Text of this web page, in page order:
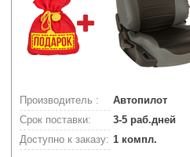
Производитель :
Автопилот
Срок поставки:
3-5 раб.дней
Доступно к заказу: 1 компл.